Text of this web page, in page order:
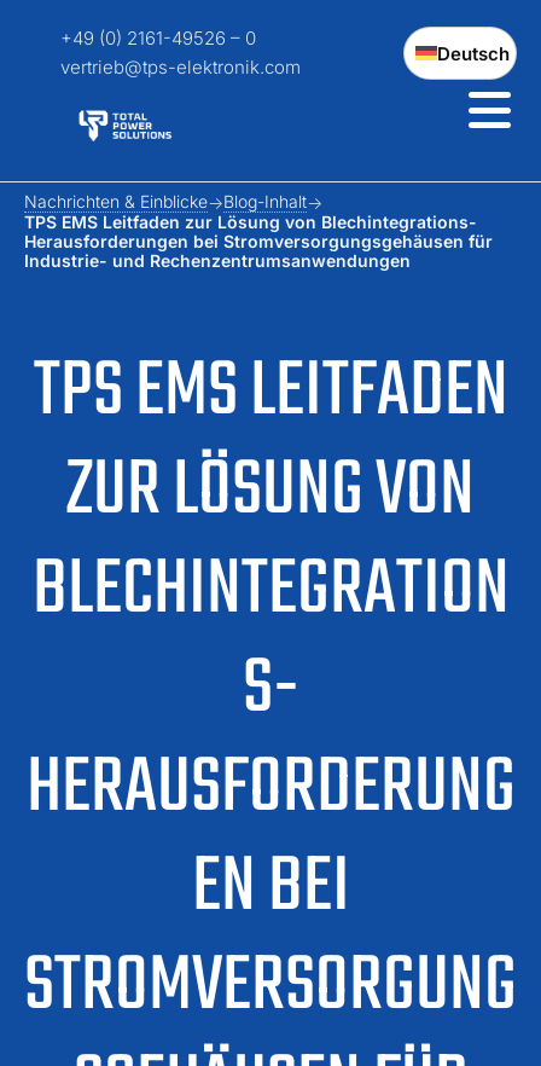
+49 (0) 2161-49526 – 0
vertrieb@tps-elektronik.com
Deutsch
TPS EMS LEITFADEN
ZUR LÖSUNG VON
BLECHINTEGRATION
S-
HERAUSFORDERUNG
EN BEI
STROMVERSORGUNG
Nachrichten & Einblicke
Blog-Inhalt
TPS EMS Leitfaden zur Lösung von Blechintegrations-
Herausforderungen bei Stromversorgungsgehäusen für
Industrie- und Rechenzentrumsanwendungen